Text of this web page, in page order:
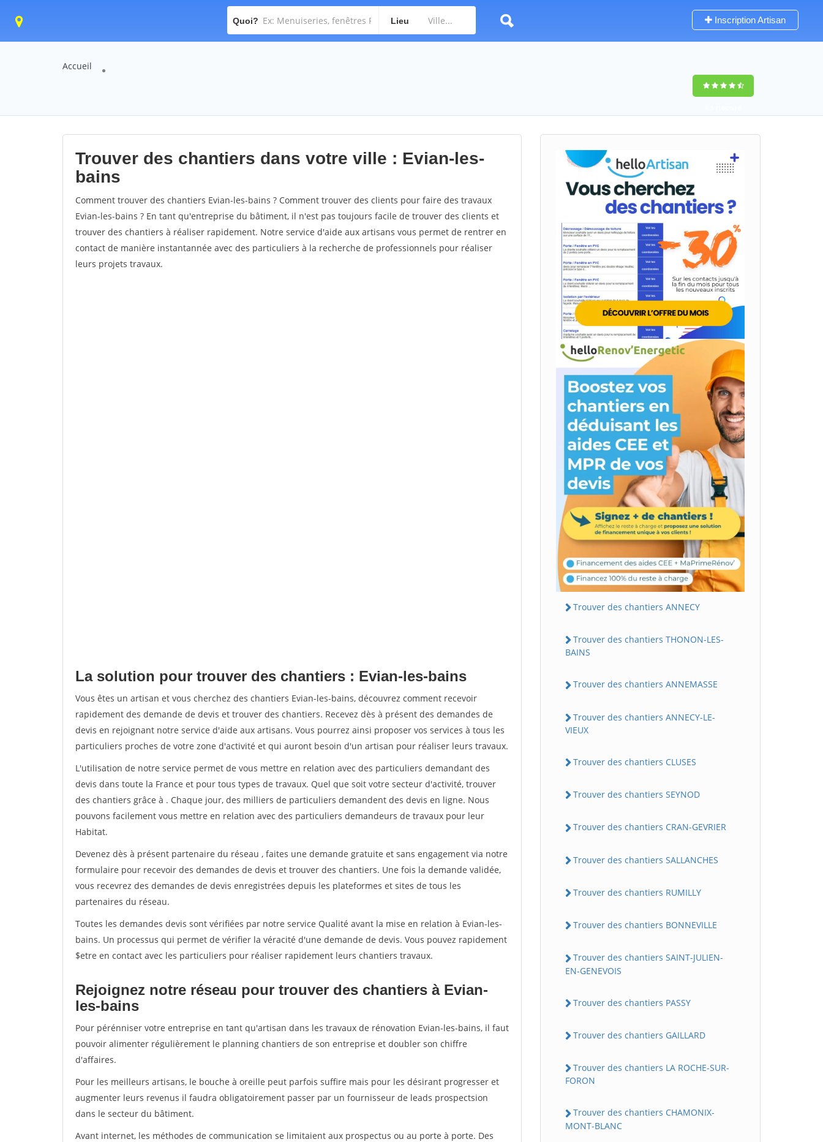
Quoi? Lieu Inscription Artisan
Accueil
Trouver des chantiers dans votre ville : Evian-les-
bains
Comment trouver des chantiers Evian-les-bains ? Comment trouver des clients pour faire des travaux
Evian-les-bains ? En tant qu'entreprise du bâtiment, il n'est pas toujours facile de trouver des clients et
trouver des chantiers à réaliser rapidement. Notre service d'aide aux artisans vous permet de rentrer en
contact de manière instantannée avec des particuliers à la recherche de professionnels pour réaliser
leurs projets travaux.
La solution pour trouver des chantiers : Evian-les-bains
Vous êtes un artisan et vous cherchez des chantiers Evian-les-bains, découvrez comment recevoir
rapidement des demande de devis et trouver des chantiers. Recevez dès à présent des demandes de
devis en rejoignant notre service d'aide aux artisans. Vous pourrez ainsi proposer vos services à tous les
particuliers proches de votre zone d'activité et qui auront besoin d'un artisan pour réaliser leurs travaux.
L'utilisation de notre service permet de vous mettre en relation avec des particuliers demandant des
devis dans toute la France et pour tous types de travaux. Quel que soit votre secteur d'activité, trouver
des chantiers grâce à . Chaque jour, des milliers de particuliers demandent des devis en ligne. Nous
pouvons facilement vous mettre en relation avec des particuliers demandeurs de travaux pour leur
Habitat.
Devenez dès à présent partenaire du réseau , faites une demande gratuite et sans engagement via notre
formulaire pour recevoir des demandes de devis et trouver des chantiers. Une fois la demande validée,
vous recevrez des demandes de devis enregistrées depuis les plateformes et sites de tous les
partenaires du réseau.
Toutes les demandes devis sont vérifiées par notre service Qualité avant la mise en relation à Evian-les-
bains. Un processus qui permet de vérifier la véracité d'une demande de devis. Vous pouvez rapidement
$etre en contact avec les particuliers pour réaliser rapidement leurs chantiers travaux.
Rejoignez notre réseau pour trouver des chantiers à Evian-
les-bains
Pour pérénniser votre entreprise en tant qu'artisan dans les travaux de rénovation Evian-les-bains, il faut
pouvoir alimenter régulièrement le planning chantiers de son entreprise et doubler son chiffre
d'affaires.
Pour les meilleurs artisans, le bouche à oreille peut parfois suffire mais pour les désirant progresser et
augmenter leurs revenus il faudra obligatoirement passer par un fournisseur de leads prospectsion
dans le secteur du bâtiment.
Avant internet, les méthodes de communication se limitaient aux prospectus ou au porte à porte. Des
Trouver des chantiers ANNECY
Trouver des chantiers THONON-LES-
BAINS
Trouver des chantiers ANNEMASSE
Trouver des chantiers ANNECY-LE-
VIEUX
Trouver des chantiers CLUSES
Trouver des chantiers SEYNOD
Trouver des chantiers CRAN-GEVRIER
Trouver des chantiers SALLANCHES
Trouver des chantiers RUMILLY
Trouver des chantiers BONNEVILLE
Trouver des chantiers SAINT-JULIEN-
EN-GENEVOIS
Trouver des chantiers PASSY
Trouver des chantiers GAILLARD
Trouver des chantiers LA ROCHE-SUR-
FORON
Trouver des chantiers CHAMONIX-
MONT-BLANC